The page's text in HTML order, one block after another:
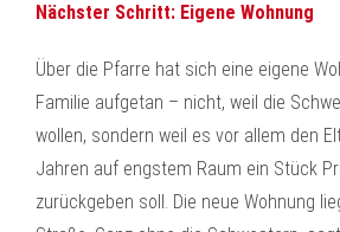
Nächster Schritt: Eigene Wohnung
Über die Pfarre hat sich eine eigene
Familie aufgetan – nicht, weil die
wollen, sondern weil es vor allem den
Jahren auf engstem Raum ein Stück
zurückgeben soll. Die neue Wohnung